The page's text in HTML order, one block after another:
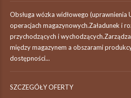
Obsługa wózka widłowego (uprawnienia
operacjach magazynowych.Załadunek i
przychodzących i
między magazynem a obszarami
dostępności...
SZCZEGÓŁY OFERTY